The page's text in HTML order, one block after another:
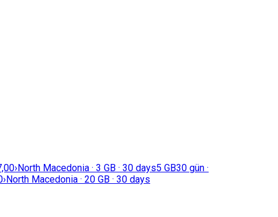
›North Macedonia · 3 GB · 30 days5 GB30 gün ·
›North Macedonia · 20 GB · 30 days